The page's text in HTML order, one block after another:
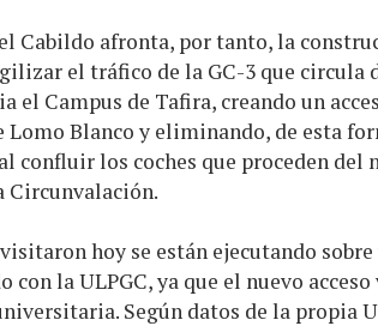
Cabildo afronta, por tanto, la
el tráfico de la GC-3 que circula
el Campus de Tafira, creando un
Lomo Blanco y eliminando, de esta
confluir los coches que proceden del
Circunvalación.
hoy se están ejecutando
con la ULPGC, ya que el nuevo
Según datos de la propia